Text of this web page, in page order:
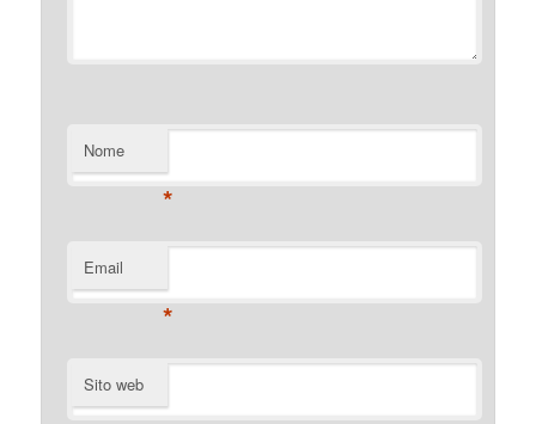
Nome
*
Email
*
Sito web